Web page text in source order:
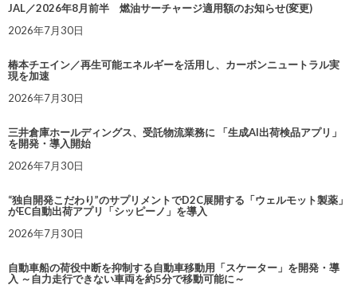
JAL／2026年8月前半 燃油サーチャージ適用額のお知らせ(変更)
2026年7月30日
椿本チエイン／再生可能エネルギーを活用し、カーボンニュートラル実
現を加速
2026年7月30日
三井倉庫ホールディングス、受託物流業務に 「生成AI出荷検品アプリ」
を開発・導入開始
2026年7月30日
“独自開発こだわり”のサプリメントでD2C展開する「ウェルモット製薬」
がEC自動出荷アプリ「シッピーノ」を導入
2026年7月30日
自動車船の荷役中断を抑制する自動車移動用「スケーター」を開発・導
入 ～自力走行できない車両を約5分で移動可能に～